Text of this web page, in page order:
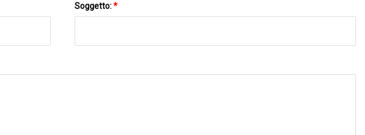
Soggetto:*